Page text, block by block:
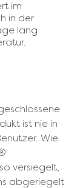
im
in der
lang
ist nie in
Wie
versiegelt,
abgeriegelt